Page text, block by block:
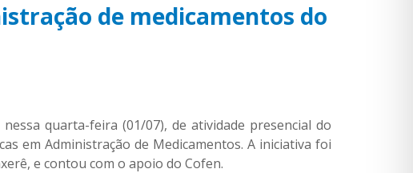
de medicamentos do
quarta-feira (01/07), de atividade presencial do
em Administração de Medicamentos. A iniciativa foi
e contou com o apoio do Cofen.